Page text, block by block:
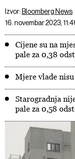
Izvor: Bloomberg News
16. novembar 2023,
Cijene su na
pale za 0,38
Mjere vlade
Starogradnja
pale za 0,58